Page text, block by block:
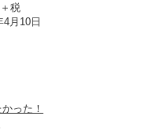
税
月10日
った！